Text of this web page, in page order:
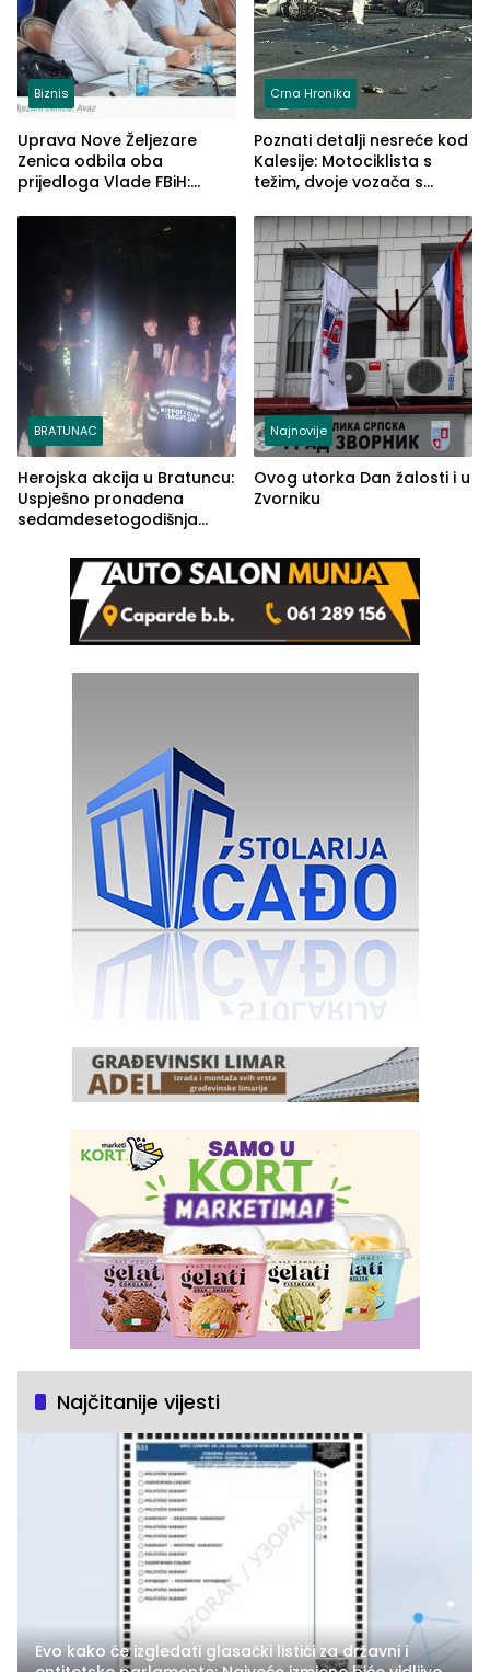
Biznis
Uprava Nove Željezare
Zenica odbila oba
prijedloga Vlade FBiH:
rješenje
Crna Hronika
Poznati detalji nesreće kod
Kalesije: Motociklista s
težim, dvoje vozača s
BRATUNAC
Herojska akcija u Bratuncu:
Uspješno pronađena
sedamdesetogodišnja
Kravice.
Najnovije
Ovog utorka Dan žalosti i u
Zvorniku
Najčitanije vijesti
Evo kako će izgledati glasački listići za državni i